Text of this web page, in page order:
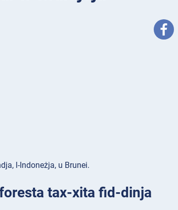
l-Indoneżja, u Brunei.
tax-xita fid-dinja